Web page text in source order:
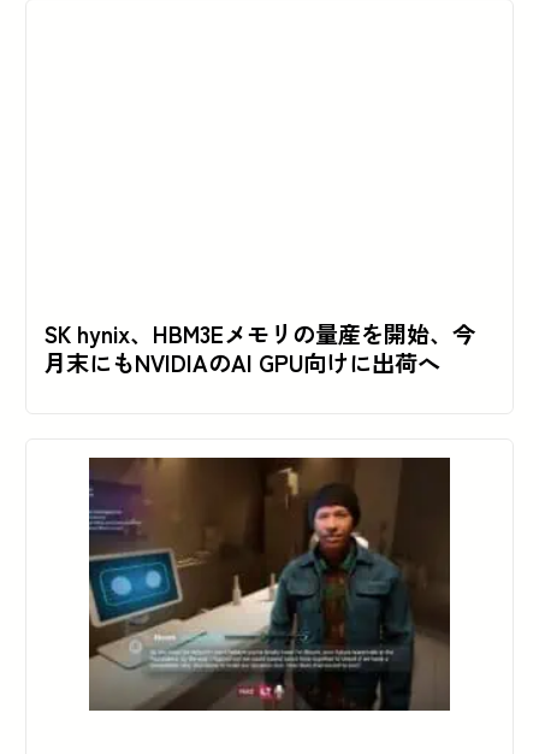
SK hynix、HBM3Eメモリの量産を開始、今
月末にもNVIDIAのAI GPU向けに出荷へ